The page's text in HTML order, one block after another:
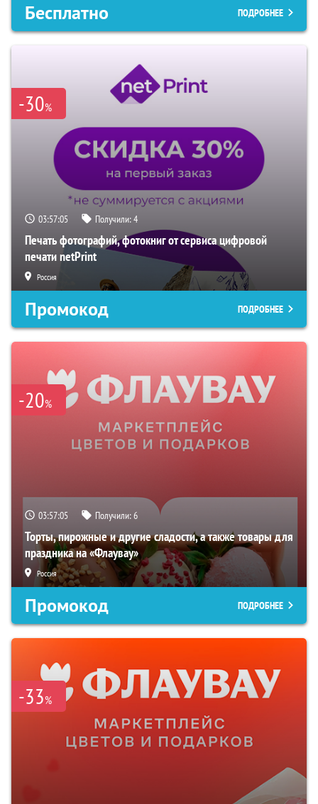
Бесплатно ПОДРОБНЕЕ
-30%
03:57:04 Получили:4
Печать фотографий, фотокниг от сервиса цифровой
печати netPrint
Россия
Промокод ПОДРОБНЕЕ
-20%
03:57:04 Получили:6
Торты, пирожные и другие сладости, а также товары для
праздника на «Флаувау»
Россия
Промокод ПОДРОБНЕЕ
-33%